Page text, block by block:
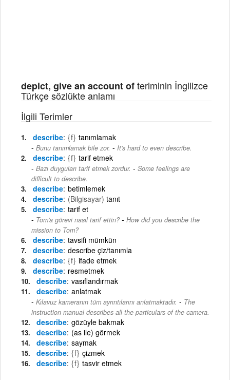
depict, give an account ofteriminin İngilizce
Türkçe sözlükte anlamı
İlgili Terimler
describe {f} tanımlamak
Bunu tanımlamak bile zor. - It's hard to even describe.
describe {f} tarif etmek
Bazı duyguları tarif etmek zordur. - Some feelings are
difficult to describe.
describe betimlemek
describe (Bilgisayar) tanıt
describe tarif et
Tom'a görevi nasıl tarif ettin? - How did you describe the
mission to Tom?
describe tavsifi mümkün
describe describe çiz/tanımla
describe {f} ifade etmek
describe resmetmek
describe vasıflandırmak
describe anlatmak
Kılavuz kameranın tüm ayrıntılarını anlatmaktadır. - The
instruction manual describes all the particulars of the camera.
describe gözüyle bakmak
describe (as ile) görmek
describe saymak
describe {f} çizmek
describe {f} tasvir etmek